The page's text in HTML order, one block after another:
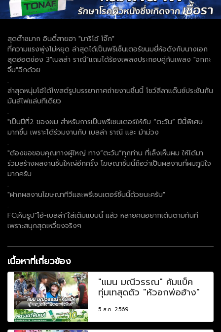
สุดต๊าซมาก อินดี้สายฮา "มาริโอ้ โจ๊ก"
ที่ความแรงพุ่งไม่หยุด ล่าสุดได้เป็นพรีเซ็นเตอร์ขนมยี่ห้อดังกับนางเอก
สุดฮอตช่อง 3"เบลล่า ราณี"แถมได้ร้องเพลงประกอบคู่กันเพลง "จกกะ
จิ้ม"อีกด้วย
.
ล่าสุดหนุ่มโอ้ได้โพสต์รูปบรรยากาศถ่ายงานชิ้นนี้ โชว์ลีลาแด๊นซ์ประชันกัน
มันส์ไฟแล่บทีเดียว
.
"เป็นปีที่2 ของผม สำหรับการเป็นพรีเซนเตอร์ให้กับ “ตะวัน” ปีนี้พิเศษ
มากขึ้น เพราะได้ร่วมงานกับ เบลล่า ราณี และ ม้าม่วง
.
"ต้องขอขอบคุณทางผู้ใหญ่ ทาง“ตะวัน”ทุกท่าน ที่เล็งเห็นผม ให้ได้มา
ร่วมสร้างผลงานชิ้นใหญ่อีกครั้ง โฆษณาชิ้นนี้ถือว่าเป็นผลงานที่ผมภูมิใจ
มากครับ
.
"ฝากผลงานโฆษณาทีวีและพรีเซนเตอร์ชิ้นนี้ด้วยนะครับ"
.
FCเห็นรูป"โอ้-เบลล่า"ใส่เต็มแบบนี้ แล้ว หลายคนอยากเต้นตามทันที
เพราะสนุกสุดเหวี่ยงจริงๆ
เนื้อหาที่เกี่ยวข้อง
"แมน มณีวรรณ" คัมแบ็ค
ทุ่มเทสุดตัว "หัวอกพ่อฮ้าง"
5 ส.ค. 2569